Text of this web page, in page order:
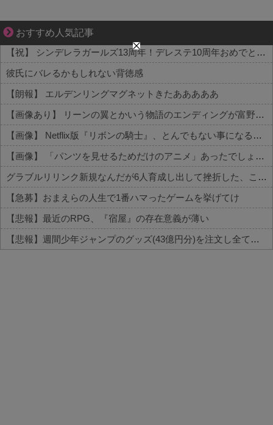
おすすめ人気記事
1420gの娘がくれた“生きる力”。
【祝】 シンデレラガールズ13周年！デレステ10周年おめでとう！ガチャ更新SSR八神マキノ・イベントSRイヴ、SR望月聖！
彼氏にバレるかもしれない背徳感
【朗報】 エルデンリングマグネットきたあああああ
【画像あり】 リーンの翼とかいう物語のエンディングが富野作品の中でも屈指の美しさを誇る作品
【画像】 Netflix版『リボンの騎士』、とんでもない事になるｗｗｗｗｗ
【画像】 「パンツを見せるためだけのアニメ」あったでしょｗｗｗｗｗ
グラブルリリンク新規なんだが6人育成し出して挫折した、これ全キャラ育成するのにどんだけかかるの？
【急募】おまえらの人生で1番ハマったゲームを挙げてけ
【悲報】最近のRPG、『宿屋』の存在意義が薄い
【悲報】週間少年ジャンプのグッズ(43億円分)を注文し全てキャンセルした女逮捕ｗｗｗｗｗｗｗｗ